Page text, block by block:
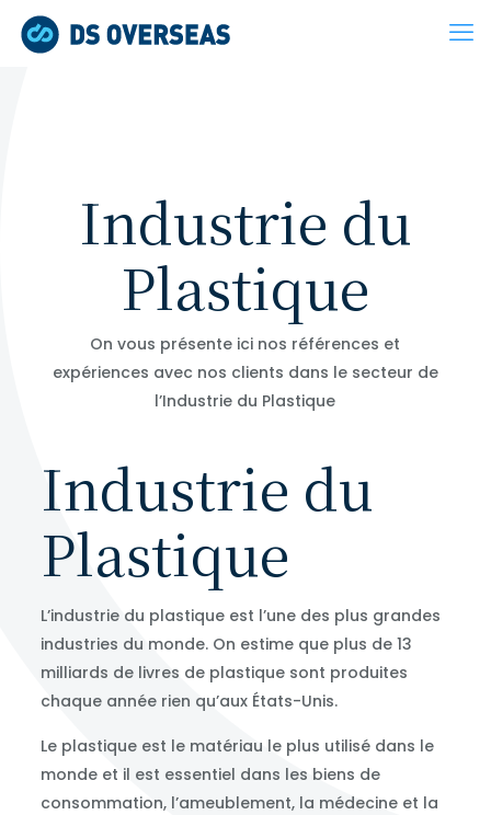
Industrie du
Plastique
On vous présente ici nos références et
expériences avec nos clients dans le secteur de
l’Industrie du Plastique
Industrie du
Plastique
L’industrie du plastique est l’une des plus grandes
industries du monde. On estime que plus de 13
milliards de livres de plastique sont produites
chaque année rien qu’aux États-Unis.
Le plastique est le matériau le plus utilisé dans le
monde et il est essentiel dans les biens de
consommation, l’ameublement, la médecine et la